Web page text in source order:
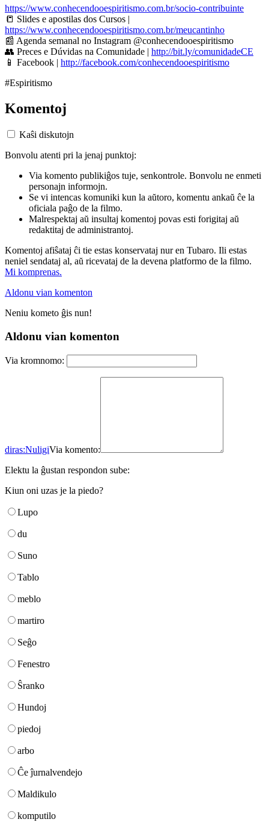
https://www.conhecendooespiritismo.com.br/socio-contribuinte
📒 Slides e apostilas dos Cursos |
https://www.conhecendooespiritismo.com.br/meucantinho
📰 Agenda semanal no Instagram @conhecendooespiritismo
👥 Preces e Dúvidas na Comunidade | http://bit.ly/comunidadeCE
📱 Facebook | http://facebook.com/conhecendooespiritismo
#Espiritismo
Komentoj
Kaŝi diskutojn
Bonvolu atenti pri la jenaj punktoj:
Via komento publikiĝos tuje, senkontrole. Bonvolu ne enmeti
personajn informojn.
Se vi intencas komuniki kun la aŭtoro, komentu ankaŭ ĉe la
oficiala paĝo de la filmo.
Malrespektaj aŭ insultaj komentoj povas esti forigitaj aŭ
redaktitaj de administrantoj.
Komentoj afiŝataj ĉi tie estas konservataj nur en Tubaro. Ili estas
neniel sendataj al, aŭ ricevataj de la devena platformo de la filmo.
Mi komprenas.
Aldonu vian komenton
Neniu kometo ĝis nun!
Aldonu vian komenton
Via kromnomo:
diras:NuligiVia komento:
Elektu la ĝustan respondon sube:
Kiun oni uzas je la piedo?
Lupo
du
Suno
Tablo
meblo
martiro
Seĝo
Fenestro
Ŝranko
Hundoj
piedoj
arbo
Ĉe ĵurnalvendejo
Maldikulo
komputilo